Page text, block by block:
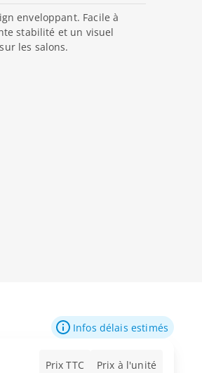
enveloppant. Facile à
stabilité et un visuel
les salons.
Infos délais estimés
Prix TTC Prix à l'unité